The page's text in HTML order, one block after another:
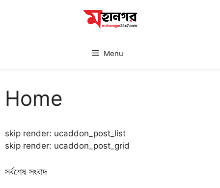
Menu
Home
skip render: ucaddon_post_list
skip render: ucaddon_post_grid
সর্বশেষ সংবাদ